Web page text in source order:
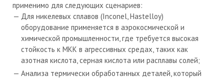
применимо для следующих сценариев:
Для никелевых сплавов (Inconel, Hastelloy)
оборудование применяется в аэрокосмической и
химической промышленности, где требуется высокая
стойкость к МКК в агрессивных средах, таких как
азотная кислота, серная кислота или расплавы солей;
Анализа термически обработанных деталей, который